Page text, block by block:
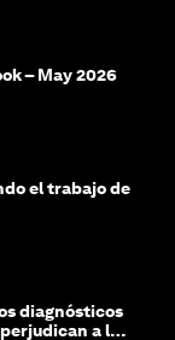
– May 2026
el trabajo de
diagnósticos
a las